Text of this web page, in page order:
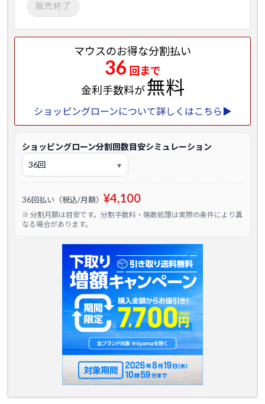
販売終了
マウスのお得な分割払い
36 回まで
金利手数料が無料
ショッピングローンについて詳しくはこちら▶
ショッピングローン分割回数目安シミュレーション
36回払い（税込/月額） ¥4,100
※ 分割月額は目安です。分割手数料・端数処理は実際の条件により異
なる場合があります。